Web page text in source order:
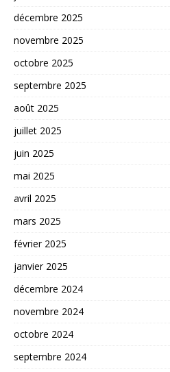
décembre 2025
novembre 2025
octobre 2025
septembre 2025
août 2025
juillet 2025
juin 2025
mai 2025
avril 2025
mars 2025
février 2025
janvier 2025
décembre 2024
novembre 2024
octobre 2024
septembre 2024